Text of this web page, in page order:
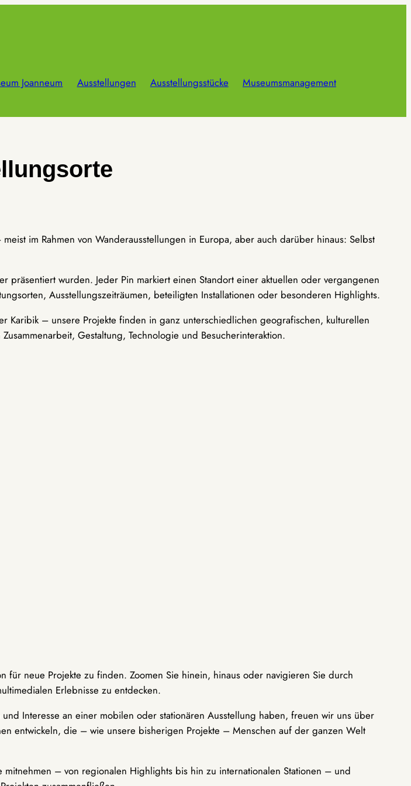
Joanneum Ausstellungen Ausstellungsstücke
Museumsmanagement
im Rahmen von Wanderausstellungen in Europa, aber auch darüber hinaus: Selbst
wurden. Jeder Pin markiert einen Standort einer aktuellen oder vergangenen
Ausstellungszeiträumen, beteiligten Installationen oder besonderen Highlights.
– unsere Projekte finden in ganz unterschiedlichen geografischen, kulturellen
Gestaltung, Technologie und Besucherinteraktion.
neue Projekte zu finden. Zoomen Sie hinein, hinaus oder navigieren Sie durch
Erlebnisse zu entdecken.
Interesse an einer mobilen oder stationären Ausstellung haben, freuen wir uns über
entwickeln, die – wie unsere bisherigen Projekte – Menschen auf der ganzen Welt
– von regionalen Highlights bis hin zu internationalen Stationen – und